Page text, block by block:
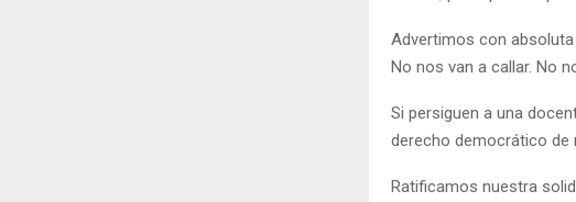
Advertimos con
No nos van a callar. No
Si persiguen a una
derecho democrático de
Ratificamos nuestra